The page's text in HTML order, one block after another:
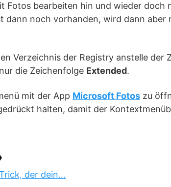
Fotos bearbeiten hin und wieder doch
dann noch vorhanden, wird dann aber
Verzeichnis der Registry anstelle der
die Zeichenfolge Extended.
mit der App Microsoft Fotos zu
halten, damit der
der dein…